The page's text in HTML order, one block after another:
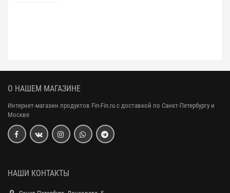
О НАШЕМ МАГАЗИНЕ
Интернет-магазин продуктов Fin-Fin.ru с доставкой по Санкт-Петербургу и
Москве
НАШИ КОНТАКТЫ